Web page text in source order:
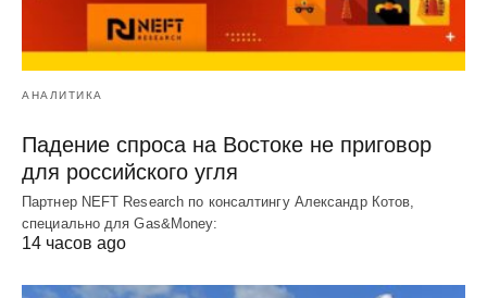
АНАЛИТИКА
Падение спроса на Востоке не приговор
для российского угля
Партнер NEFT Research по консалтингу Александр Котов,
специально для Gas&Money:
14 часов ago